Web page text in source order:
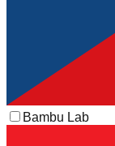
Bambu Lab